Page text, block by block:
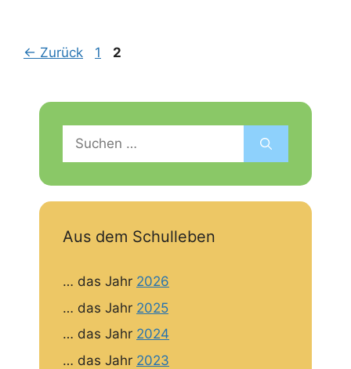
← Zurück Seite
1 Seite
2
Suchen
nach:
Aus dem Schulleben
… das Jahr 2026
… das Jahr 2025
… das Jahr 2024
… das Jahr 2023